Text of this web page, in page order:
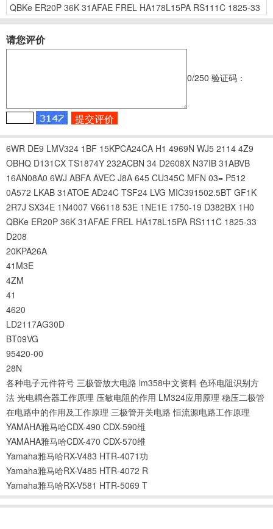
QBKe ER20P 36K 31AFAE FREL HA178L15PA RS111C 1825-33
请您评价
0/250 验证码：
6WR DE9 LMV324 1BF 15KPCA24CA H1 4969N WJ5 2114 4Z9
OBHQ D131CX TS1874Y 232ACBN 34 D2608X N37IB 31ABVB
16AN08A0 6WJ ABFA AVEC J8A 645 CU345C MFN 03= P512
0A572 LKAB 31ATOE AD24C TSF24 LVG MIC391502.5BT GF1K
2R7J SX34E 1N4007 V66118 53E 1NE1E 1750-19 D382BX 1H0
QBKe ER20P 36K 31AFAE FREL HA178L15PA RS111C 1825-33
D208
20KPA26A
41M3E
4ZM
41
4620
LD2117AG30D
BT09VG
95420-00
28N
各种电子元件符号 三极管放大电路 lm358中文资料 色环电阻识别方
法 光电耦合器工作原理 压敏电阻的作用 LM324应用原理 稳压二极管
在电路中的作用及工作原理 三极管开关电路 恒流源电路工作原理
YAMAHA雅马哈CDX-490 CDX-590维
YAMAHA雅马哈CDX-470 CDX-570维
Yamaha雅马哈RX-V483 HTR-4071功
Yamaha雅马哈RX-V485 HTR-4072 R
Yamaha雅马哈RX-V581 HTR-5069 T